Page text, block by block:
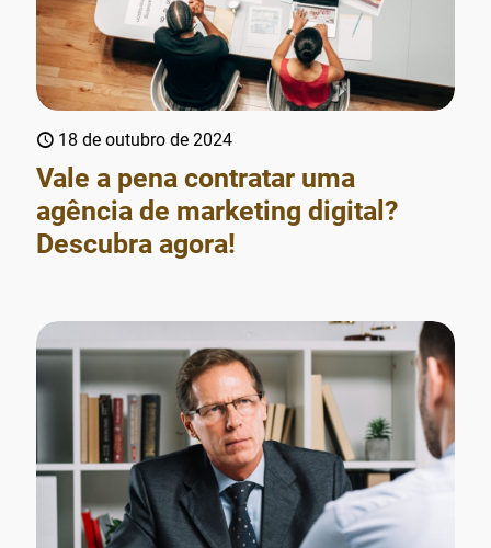
18 de outubro de 2024
Vale a pena contratar uma
agência de marketing digital?
Descubra agora!